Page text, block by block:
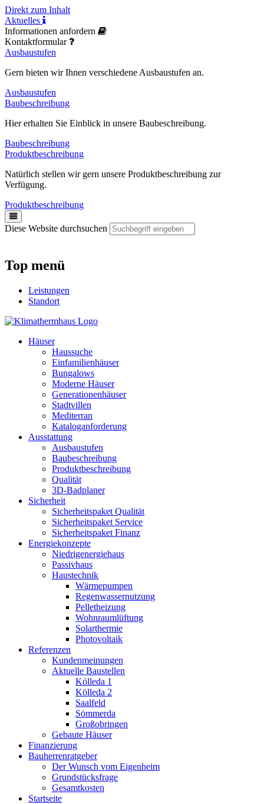
Direkt zum Inhalt
Aktuelles
Informationen anfordern
Kontaktformular
Ausbaustufen
Gern bieten wir Ihnen verschiedene Ausbaustufen an.
Ausbaustufen
Baubeschreibung
Hier erhalten Sie Einblick in unsere Baubeschreibung.
Baubeschreibung
Produktbeschreibung
Natürlich stellen wir gern unsere Produktbeschreibung zur
Verfügung.
Produktbeschreibung
Diese Website durchsuchen
Top menü
Leistungen
Standort
Häuser
Haussuche
Einfamilienhäuser
Bungalows
Moderne Häuser
Generationenhäuser
Stadtvillen
Mediterran
Kataloganforderung
Ausstattung
Ausbaustufen
Baubeschreibung
Produktbeschreibung
Qualität
3D-Badplaner
Sicherheit
Sicherheitspaket Qualität
Sicherheitspaket Service
Sicherheitspaket Finanz
Energiekonzepte
Niedrigenergiehaus
Passivhaus
Haustechnik
Wärmepumpen
Regenwassernutzung
Pelletheizung
Wohnraumlüftung
Solarthermie
Photovoltaik
Referenzen
Kundenmeinungen
Aktuelle Baustellen
Kölleda 1
Kölleda 2
Saalfeld
Sömmerda
Großobringen
Gebaute Häuser
Finanzierung
Bauherrenratgeber
Der Wunsch vom Eigenheim
Grundstücksfrage
Gesamtkosten
Startseite